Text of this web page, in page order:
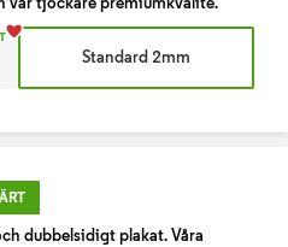
Standard 2mm
dubbelsidigt plakat. Våra